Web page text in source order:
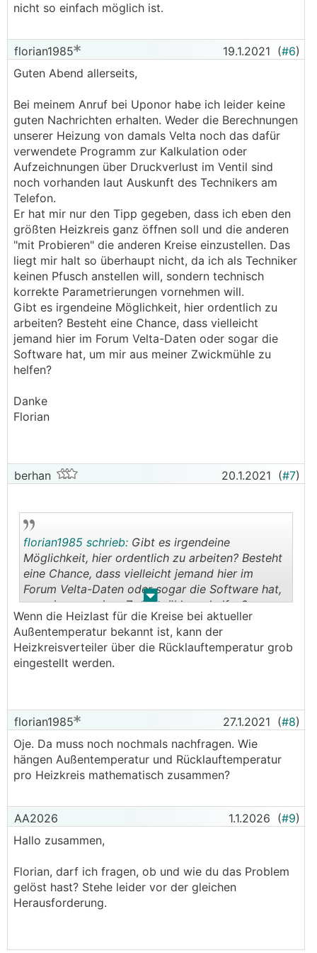
nicht so einfach möglich ist.
florian1985 19.1.2021 (#6)
Guten Abend allerseits,
Bei meinem Anruf bei Uponor habe ich leider keine
guten Nachrichten erhalten. Weder die Berechnungen
unserer Heizung von damals Velta noch das dafür
verwendete Programm zur Kalkulation oder
Aufzeichnungen über Druckverlust im Ventil sind
noch vorhanden laut Auskunft des Technikers am
Telefon.
Er hat mir nur den Tipp gegeben, dass ich eben den
größten Heizkreis ganz öffnen soll und die anderen
"mit Probieren" die anderen Kreise einzustellen. Das
liegt mir halt so überhaupt nicht, da ich als Techniker
keinen Pfusch anstellen will, sondern technisch
korrekte Parametrierungen vornehmen will.
Gibt es irgendeine Möglichkeit, hier ordentlich zu
arbeiten? Besteht eine Chance, dass vielleicht
jemand hier im Forum Velta-Daten oder sogar die
Software hat, um mir aus meiner Zwickmühle zu
helfen?
Danke
Florian
berhan 20.1.2021 (#7)
. .
florian1985 schrieb: Gibt es irgendeine
Möglichkeit, hier ordentlich zu arbeiten? Besteht
eine Chance, dass vielleicht jemand hier im
Forum Velta-Daten oder sogar die Software hat,
um mir aus meiner Zwickmühle zu helfen?
Wenn die Heizlast für die Kreise bei aktueller
Außentemperatur bekannt ist, kann der
Heizkreisverteiler über die Rücklauftemperatur grob
eingestellt werden.
florian1985 27.1.2021 (#8)
Oje. Da muss noch nochmals nachfragen. Wie
hängen Außentemperatur und Rücklauftemperatur
pro Heizkreis mathematisch zusammen?
AA2026 1.1.2026 (#9)
Hallo zusammen,
Florian, darf ich fragen, ob und wie du das Problem
gelöst hast? Stehe leider vor der gleichen
Herausforderung.